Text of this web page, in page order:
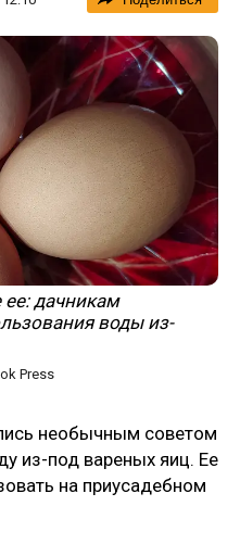
дачникам
воды из-
Press
необычным советом
из-под вареных яиц. Ее
на приусадебном